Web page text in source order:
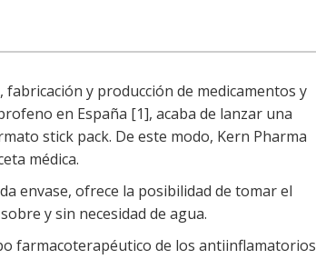
y producción de medicamentos y
en España [1], acaba de lanzar una
stick pack. De este modo, Kern Pharma
médica.
envase, ofrece la posibilidad de tomar el
y sin necesidad de agua.
farmacoterapéutico de los antiinflamatorios